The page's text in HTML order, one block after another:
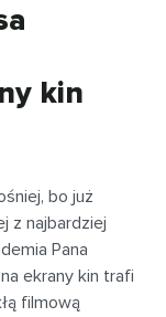
kin
bo już
z najbardziej
Pana
ekrany kin trafi
filmową